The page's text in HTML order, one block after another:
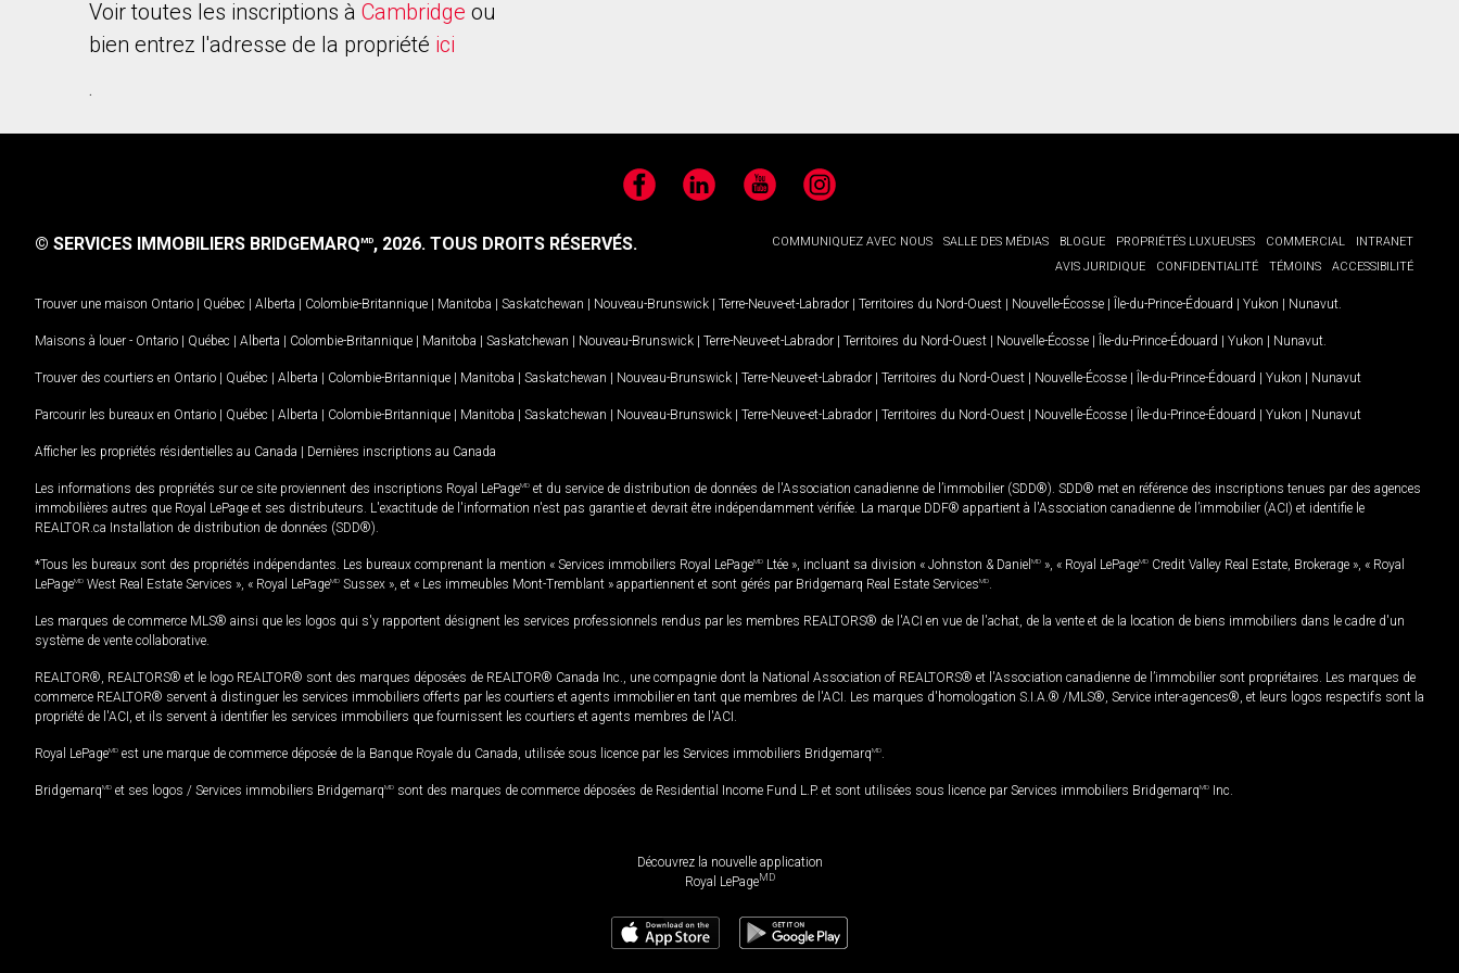
Voir toutes les inscriptions à Cambridge ou
bien entrez l'adresse de la propriété ici
.
FacebookLinkedIn YouTubeInstagram
COMMUNIQUEZ AVEC NOUS SALLE DES MÉDIAS BLOGUE PROPRIÉTÉS LUXUEUSES COMMERCIAL
INTRANET
AVIS JURIDIQUE
CONFIDENTIALITÉ TÉMOINS ACCESSIBILITÉ
© SERVICES IMMOBILIERS BRIDGEMARQMD, 2026. TOUS DROITS RÉSERVÉS.
Trouver une maison Ontario | Québec | Alberta | Colombie-Britannique | Manitoba | Saskatchewan | Nouveau-Brunswick | Terre-Neuve-et-Labrador | Territoires du Nord-Ouest | Nouvelle-Écosse | Île-du-Prince-Édouard | Yukon | Nunavut
Maisons à louer - Ontario | Québec | Alberta | Colombie-Britannique | Manitoba | Saskatchewan | Nouveau-Brunswick | Terre-Neuve-et-Labrador | Territoires du Nord-Ouest | Nouvelle-Écosse | Île-du-Prince-Édouard | Yukon | Nunavut
Trouver des courtiers en Ontario | Québec | Alberta | Colombie-Britannique | Manitoba | Saskatchewan | Nouveau-Brunswick | Terre-Neuve-et-Labrador | Territoires du Nord-Ouest | Nouvelle-Écosse | Île-du-Prince-Édouard | Yukon | Nunavut
Parcourir les bureaux en Ontario | Québec | Alberta | Colombie-Britannique | Manitoba | Saskatchewan | Nouveau-Brunswick | Terre-Neuve-et-Labrador | Territoires du Nord-Ouest | Nouvelle-Écosse | Île-du-Prince-Édouard | Yukon | Nunavut
Afficher les propriétés résidentielles au Canada | Dernières inscriptions au Canada
Les informations des propriétés sur ce site proviennent des inscriptions Royal LePageMD et du service de distribution de données de l'Association canadienne de l’immobilier (SDD®). SDD® met en référence des inscriptions tenues par des agences
immobilières autres que Royal LePage et ses distributeurs. L'exactitude de l'information n'est pas garantie et devrait être indépendamment vérifiée. La marque DDF® appartient à l'Association canadienne de l’immobilier (ACI) et identifie le
REALTOR.ca Installation de distribution de données (SDD®).
*Tous les bureaux sont des propriétés indépendantes. Les bureaux comprenant la mention « Services immobiliers Royal LePageMD Ltée », incluant sa division « Johnston & Daniel MD », « Royal LePageMD Credit Valley Real Estate, Brokerage », « Royal
LePageMD West Real Estate Services », « Royal LePageMD Sussex », et « Les immeubles Mont-Tremblant » appartiennent et sont gérés par Bridgemarq Real Estate ServicesMD
Les marques de commerce MLS® ainsi que les logos qui s'y rapportent désignent les services professionnels rendus par les membres REALTORS® de l'ACI en vue de l'achat, de la vente et de la location de biens immobiliers dans le cadre d'un
système de vente collaborative.
REALTOR®, REALTORS® et le logo REALTOR® sont des marques déposées de REALTOR® Canada Inc., une compagnie dont la National Association of REALTORS® et l'Association canadienne de l’immobilier sont propriétaires. Les marques de
commerce REALTOR® servent à distinguer les services immobiliers offerts par les courtiers et agents immobilier en tant que membres de l'ACI. Les marques d'homologation S.I.A.® /MLS®, Service inter-agences®, et leurs logos respectifs sont la
propriété de l'ACI, et ils servent à identifier les services immobiliers que fournissent les courtiers et agents membres de l'ACI.
Royal LePageMD est une marque de commerce déposée de la Banque Royale du Canada, utilisée sous licence par les Services immobiliers BridgemarqMD
BridgemarqMD et ses logos / Services immobiliers BridgemarqMD sont des marques de commerce déposées de Residential Income Fund L.P. et sont utilisées sous licence par Services immobiliers BridgemarqMD Inc.
Découvrez la nouvelle application
Royal LePageMD